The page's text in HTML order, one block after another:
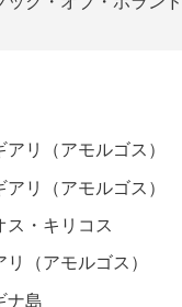
アリ（アモルゴス）
アリ（アモルゴス）
ス・キリコス
（アモルゴス）
ナ島